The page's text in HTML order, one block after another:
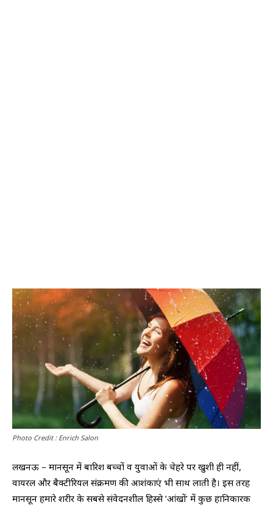
Photo Credit : Enrich Salon
लखनऊ – मानसून में बारिश बच्चों व युवाओं के चेहरे पर खुशी ही नहीं,
वायरल और बैक्टीरियल संक्रमण की आशंकाएं भी साथ लाती है। इस तरह
मानसून हमारे शरीर के सबसे संवेदनशील हिस्से ’आंखों’ में कुछ हानिकारक